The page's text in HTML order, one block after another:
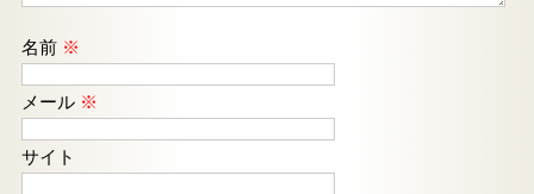
名前 ※
メール ※
サイト